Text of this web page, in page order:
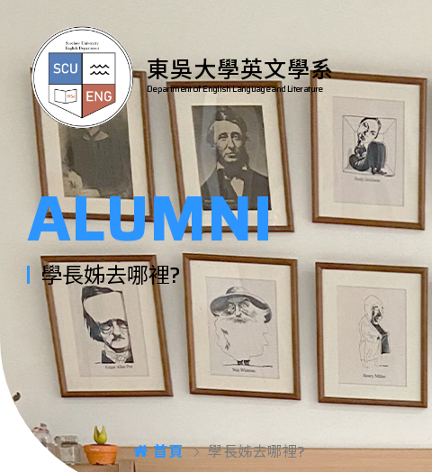
東吳大學英文學系
Department of English Language and Literature
ALUMNI
學長姊去哪裡?
首頁 學長姊去哪裡?